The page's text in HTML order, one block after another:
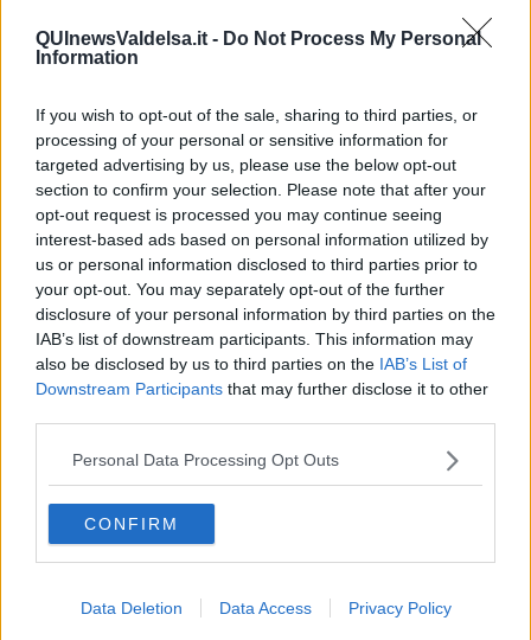
QUInewsValdelsa.it - Do Not Process My Personal
Information
If you wish to opt-out of the sale, sharing to third parties, or
processing of your personal or sensitive information for
targeted advertising by us, please use the below opt-out
section to confirm your selection. Please note that after your
opt-out request is processed you may continue seeing
interest-based ads based on personal information utilized by
us or personal information disclosed to third parties prior to
your opt-out. You may separately opt-out of the further
disclosure of your personal information by third parties on the
IAB’s list of downstream participants. This information may
also be disclosed by us to third parties on the IAB’s List of
Downstream Participants that may further disclose it to other
Personal Data Processing Opt Outs
CONFIRM
Data Deletion Data Access Privacy Policy
Almeno l'orario del derby tra Colligiana
e Siena adesso è ufficiale. Si giocherà alle 20.30. Quello che non è
ufficiale è ancora il giorno in cui si disputerà la partita, visto che se
Viareggio, la data indicata è quella di mercoledì 11, altrimenti si
slitterà di altri sette giorni e quindi mercoledì 18.
Ufficialità nell'ufficialità anche l'istituzione della “Giornata
Biancorossa”: “pertanto non saranno validi gli abbonamenti, mentre
i tagliandi di ingresso – come fa sapere una nota della società di
Via Liguria - saranno disponibili, per impartite disposizioni di ordine
pubblico, solo in prevendita al prezzo unico di 20 Euro per la
tribuna e per agevolare i possessori di Fidelity Card questi
potranno acquistare il biglietto di ingresso al prezzo di 15 Euro”.
distribuirli ai propri sostenitori. Che comunque hanno già fatto
sapere che il conto presentato da Massimo Rugi, presidente della
Colligiana, è troppo salato. “Prezzi così nemmeno in qualche stadio
di serie A”, è stato il commento dei sostenitori della Robur ai quali in
un primo momento è stata ventilata la possibilità di poter acquistare
a 12 euro. Un derby dunque, che almeno per la logistica, non parte